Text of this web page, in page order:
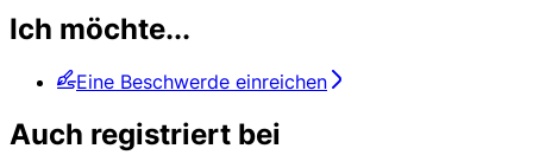
Ich möchte...
Eine Beschwerde einreichen
Auch registriert bei